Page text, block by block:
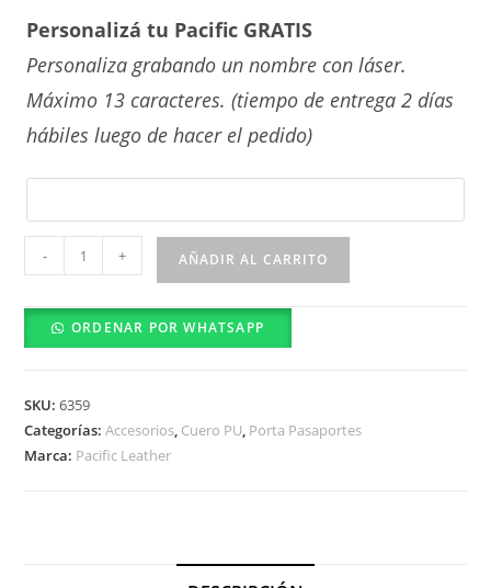
Personalizá tu Pacific GRATIS
Personaliza grabando un nombre con láser.
Máximo 13 caracteres. (tiempo de entrega 2 días
hábiles luego de hacer el pedido)
Etiqueta
de
Equipaje
- + AÑADIR AL CARRITO
ORDENAR POR WHATSAPP
SKU:6359
Categorías:Accesorios, Cuero PU, Porta Pasaportes
Marca: Pacific Leather